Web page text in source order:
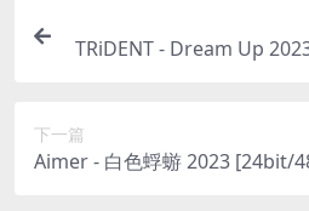
TRiDENT - Dream Up
下一篇
Aimer - 白色蜉蝣 2023 [24bit/